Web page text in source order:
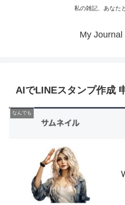
私の雑記、あなた
My Journal
AIでLINEスタンプ作成
なんでも